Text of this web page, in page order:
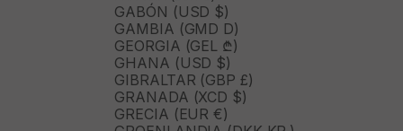
GABÓN (USD $)
GAMBIA (GMD D)
GEORGIA (GEL ₾)
GHANA (USD $)
GIBRALTAR (GBP £)
GRANADA (XCD $)
GRECIA (EUR €)